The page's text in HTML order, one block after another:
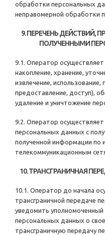
обработки персональных
неправомерной обработки
9. ПЕРЕЧЕНЬ ДЕЙСТВИЙ,
ПОЛУЧЕННЫМИ
9.1. Оператор
накопление, хранение,
извлечение, использование,
предоставление, доступ),
удаление и уничтожение
9.2. Оператор
персональных данных с
полученной информации по
телекоммуникационным
10. ТРАНСГРАНИЧНАЯ
10.1. Оператор до начала
трансграничной передаче
уведомить уполномоченный
персональных данных о
трансграничную передачу